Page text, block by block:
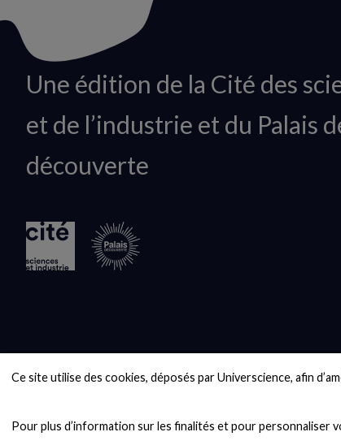
Ce site utilise des cookies, déposés par Universcience, afin
Animation
logo
Une édition de la Cité des
et de l’industrie et du Palais
découverte